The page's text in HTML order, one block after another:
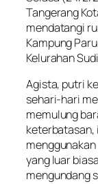
Tangerang
mendatangi
Kampung
Kelurahan
Agista, putri
sehari-hari
memulung
keterbatasan,
yang luar
mengundang